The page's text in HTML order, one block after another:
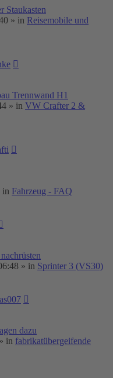
Staukasten
» in Reisemobile und
Trennwand H1
» in VW Crafter 2 &
in Fahrzeug - FAQ
» in Sprinter 3 (VS30)
dazu
» in fabrikatübergeifende